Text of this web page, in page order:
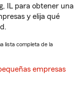
IL para obtener una
y elija qué
lista completa de la
empresas